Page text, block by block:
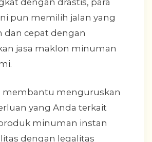
pun memilih jalan yang
dan cepat dengan
jasa maklon minuman
membantu menguruskan
yang Anda terkait
minuman instan
dengan legalitas